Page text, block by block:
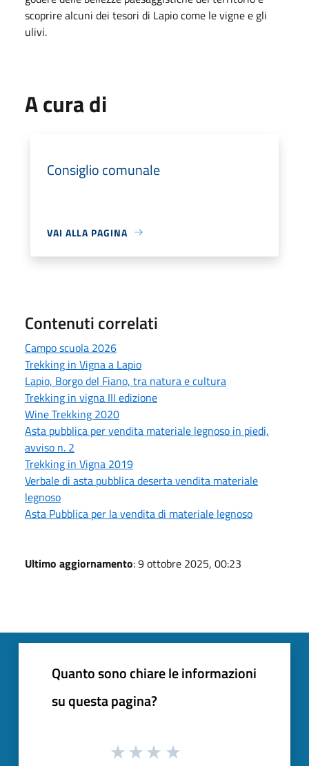
scoprire alcuni dei tesori di Lapio come le vigne e gli
ulivi.
A cura di
Consiglio comunale
VAI ALLA PAGINA
Contenuti correlati
Campo scuola 2026
Trekking in Vigna a Lapio
Lapio, Borgo del Fiano, tra natura e cultura
Trekking in vigna III edizione
Wine Trekking 2020
Asta pubblica per vendita materiale legnoso in piedi,
avviso n. 2
Trekking in Vigna 2019
Verbale di asta pubblica deserta vendita materiale
legnoso
Asta Pubblica per la vendita di materiale legnoso
Ultimo aggiornamento: 9 ottobre 2025, 00:23
Quanto sono chiare le informazioni
su questa pagina?